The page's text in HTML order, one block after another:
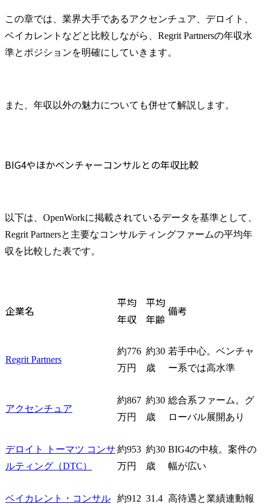
この章では、業界大手であるアクセンチュア、デロイト、
ベイカレントなどと比較しながら、Regrit Partnersの年収水
準とポジションを明確にしていきます。
また、年収以外の魅力についても併せて解説します。
BIG4やほかベンチャーコンサルとの年収比較
以下は、OpenWorkに掲載されているデータを基準として、
Regrit Partnersと主要なコンサルティングファームの平均年
収を比較した表です。
企業名
平均
年収
平均
年齢
備考
Regrit Partners
約776
万円
約30
歳
若手中心。ベンチャ
ー系では高水準
アクセンチュア
約867
万円
約30
歳
総合系ファーム。グ
ローバル展開あり
デロイト トーマツ コンサ
ルティング（DTC）
約953
万円
約30
歳
BIG4の中核。案件の
幅が広い
ベイカレント・コンサル
約912 31.4 高待遇と業績連動報